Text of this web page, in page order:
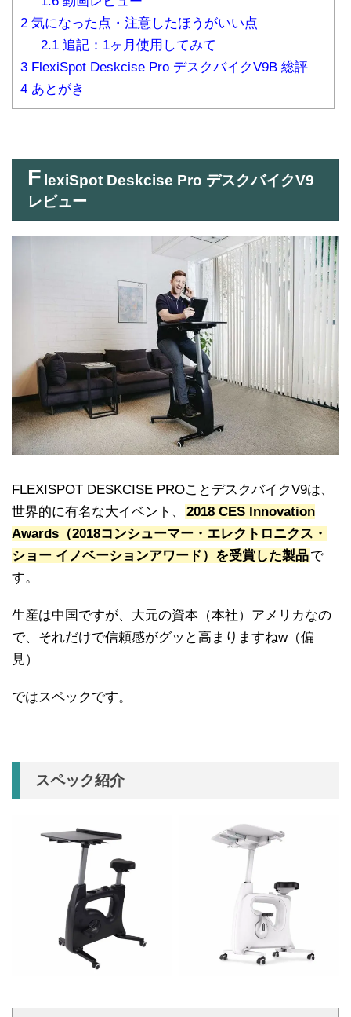
2 気になった点・注意したほうがいい点
2.1追記：1ヶ月使用してみて
3 FlexiSpot Deskcise Pro デスクバイクV9B 総評
4 あとがき
F lexiSpot Deskcise Pro デスクバイクV9
レビュー
FLEXISPOT DESKCISE PROことデスクバイクV9は、
世界的に有名な大イベント、
2018 CES Innovation
Awards（2018コンシューマー・エレクトロニクス・
ショー イノベーションアワード）を受賞した製品で
す。
生産は中国ですが、大元の資本（本社）アメリカなの
で、それだけで信頼感がグッと高まりますねw（偏
見）
ではスペックです。
スペック紹介